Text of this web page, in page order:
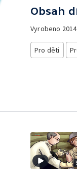
Obsah
Vyrobeno 2014
Pro děti